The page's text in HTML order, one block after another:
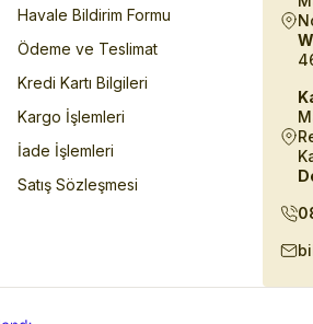
Havale Bildirim Formu
Ödeme ve Teslimat
Kredi Kartı Bilgileri
Kargo İşlemleri
İade İşlemleri
Satış Sözleşmesi